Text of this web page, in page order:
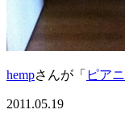
hempさんが「 ピアニ
2011.05.19